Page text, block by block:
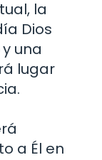
la
Dios
una
lugar
a Él en